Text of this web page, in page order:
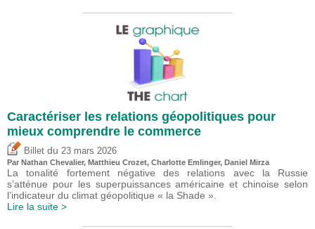
Caractériser les relations géopolitiques pour
mieux comprendre le commerce
Billet du 23 mars 2026
Par Nathan Chevalier, Matthieu Crozet, Charlotte Emlinger, Daniel Mirza
La tonalité fortement négative des relations avec la Russie
s’atténue pour les superpuissances américaine et chinoise selon
l’indicateur du climat géopolitique « la Shade ».
Lire la suite >